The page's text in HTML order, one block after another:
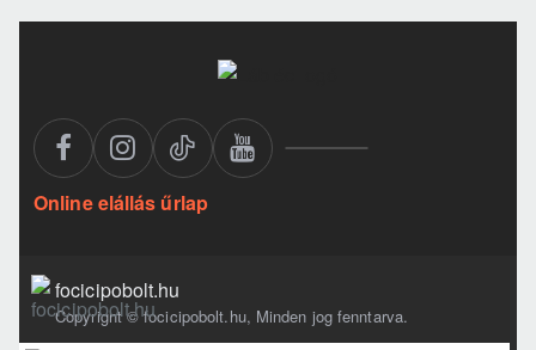
Online elállás űrlap
focicipobolt.hu
Copyright © focicipobolt.hu, Minden jog fenntarva.